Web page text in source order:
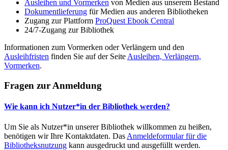
Ausleihen und Vormerken von Medien aus unserem Bestand
Dokumentlieferung für Medien aus anderen Bibliotheken
Zugang zur Plattform ProQuest Ebook Central
24/7-Zugang zur Bibliothek
Informationen zum Vormerken oder Verlängern und den
Ausleihfristen finden Sie auf der Seite Ausleihen, Verlängern,
Vormerken.
Fragen zur Anmeldung
Wie kann ich Nutzer*in der Bibliothek werden?
Um Sie als Nutzer*in unserer Bibliothek willkommen zu heißen,
benötigen wir Ihre Kontaktdaten. Das Anmeldeformular für die
Bibliotheksnutzung kann ausgedruckt und ausgefüllt werden.